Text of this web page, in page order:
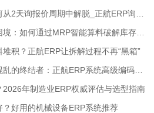
积？正航ERP让拆解过程不再“黑箱”
年制造业ERP权威评估与选型指南
好用的机械设备ERP系统推荐